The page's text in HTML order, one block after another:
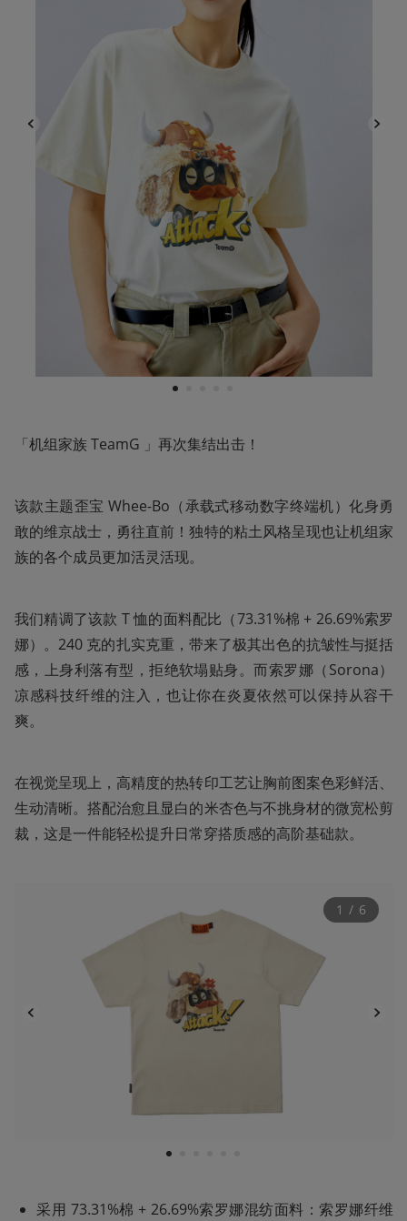
1
「机组家族 TeamG 」再次集结出击！
该款主题歪宝 Whee-Bo（承载式移动数字终端机）化身勇
敢的维京战士，勇往直前！独特的粘土风格呈现也让机组家
族的各个成员更加活灵活现。
我们精调了该款 T 恤的面料配比（73.31%棉 + 26.69%索罗
娜）。240 克的扎实克重，带来了极其出色的抗皱性与挺括
感，上身利落有型，拒绝软塌贴身。而索罗娜（Sorona）
凉感科技纤维的注入，也让你在炎夏依然可以保持从容干
爽。
在视觉呈现上，高精度的热转印工艺让胸前图案色彩鲜活、
生动清晰。搭配治愈且显白的米杏色与不挑身材的微宽松剪
裁，这是一件能轻松提升日常穿搭质感的高阶基础款。
1
1 / 6
采用 73.31%棉 + 26.69%索罗娜混纺面料：索罗娜纤维